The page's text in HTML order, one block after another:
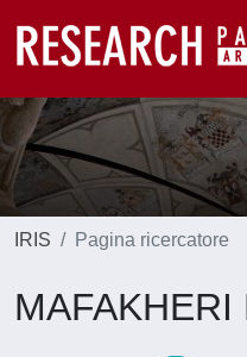
IRIS Pagina ricercatore
MAFAKHERI